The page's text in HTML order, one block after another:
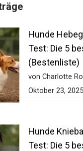
Hunde
Test: Die 5
(Bestenliste)
von Charlotte
Oktober 23, 2025
Hunde
Test: Die 5